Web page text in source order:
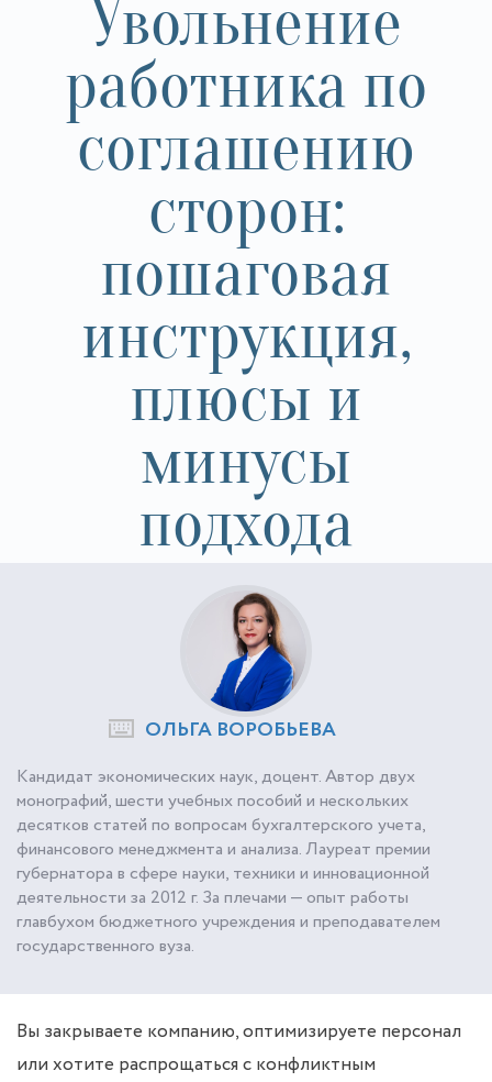
Увольнение
работника по
соглашению
сторон:
пошаговая
инструкция,
плюсы и
минусы
подхода
ОЛЬГА ВОРОБЬЕВА
Кандидат экономических наук, доцент. Автор двух
монографий, шести учебных пособий и нескольких
десятков статей по вопросам бухгалтерского учета,
финансового менеджмента и анализа. Лауреат премии
губернатора в сфере науки, техники и инновационной
деятельности за 2012 г. За плечами — опыт работы
главбухом бюджетного учреждения и преподавателем
государственного вуза.
Вы закрываете компанию, оптимизируете персонал
или хотите распрощаться с конфликтным